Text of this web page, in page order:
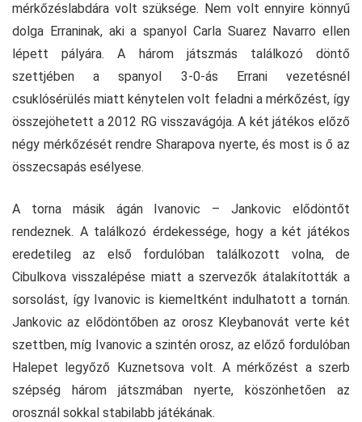
mérkőzéslabdára volt szüksége. Nem volt ennyire könnyű
dolga Erraninak, aki a spanyol Carla Suarez Navarro ellen
lépett pályára. A három játszmás találkozó döntő
szettjében a spanyol 3-0-ás Errani vezetésnél
csuklósérülés miatt kénytelen volt feladni a mérkőzést, így
összejöhetett a 2012 RG visszavágója. A két játékos előző
négy mérkőzését rendre Sharapova nyerte, és most is ő az
összecsapás esélyese.
A torna másik ágán Ivanovic – Jankovic elődöntőt
rendeznek. A találkozó érdekessége, hogy a két játékos
eredetileg az első fordulóban találkozott volna, de
Cibulkova visszalépése miatt a szervezők átalakították a
sorsolást, így Ivanovic is kiemeltként indulhatott a tornán.
Jankovic az elődöntőben az orosz Kleybanovát verte két
szettben, míg Ivanovic a szintén orosz, az előző fordulóban
Halepet legyőző Kuznetsova volt. A mérkőzést a szerb
szépség három játszmában nyerte, köszönhetően az
orosznál sokkal stabilabb játékának.